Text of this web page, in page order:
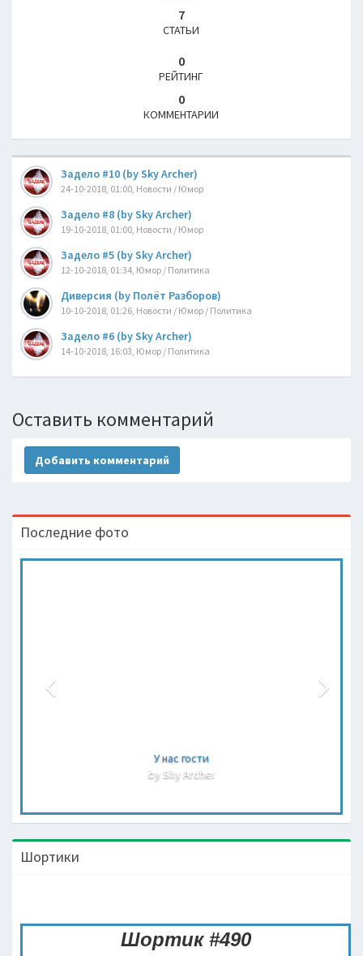
7
СТАТЬИ
0
РЕЙТИНГ
0
КОММЕНТАРИИ
Задело #10 (by Sky Archer)
24-10-2018, 01:00, Новости / Юмор
Задело #8 (by Sky Archer)
19-10-2018, 01:00, Новости / Юмор
Задело #5 (by Sky Archer)
12-10-2018, 01:34, Юмор / Политика
Диверсия (by Полёт Разборов)
10-10-2018, 01:26, Новости / Юмор / Политика
Задело #6 (by Sky Archer)
14-10-2018, 16:03, Юмор / Политика
Оставить комментарий
Добавить комментарий
Последние фото
Шортики
Шортик #490